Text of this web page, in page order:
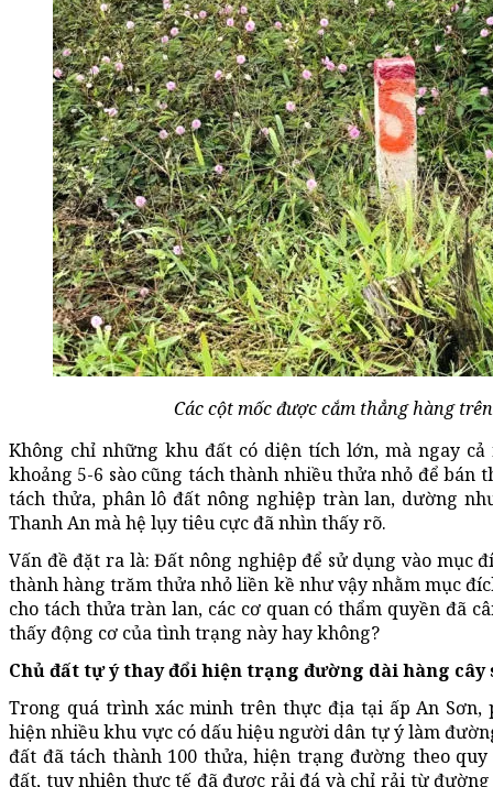
Các cột mốc được cắm thẳng hàng
Không chỉ những khu đất có diện tích lớn, mà ngay
khoảng 5-6 sào cũng tách thành nhiều thửa nhỏ để bán
tách thửa, phân lô đất nông nghiệp tràn lan, dường
Thanh An mà hệ lụy tiêu cực đã nhìn thấy rõ.
Vấn đề đặt ra là: Đất nông nghiệp để sử dụng vào mục
thành hàng trăm thửa nhỏ liền kề như vậy nhằm mục
cho tách thửa tràn lan, các cơ quan có thẩm quyền đã
thấy động cơ của tình trạng này hay không?
Chủ đất tự ý thay đổi hiện trạng đường dài hàng cây
Trong quá trình xác minh trên thực địa tại ấp An Sơn,
hiện nhiều khu vực có dấu hiệu người dân tự ý làm
đất đã tách thành 100 thửa, hiện trạng đường theo
đất, tuy nhiên thực tế đã được rải đá và chỉ rải từ